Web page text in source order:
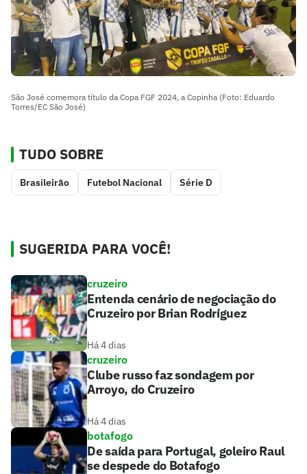
São José comemora título da Copa FGF 2024, a Copinha (Foto: Eduardo
Torres/EC São José)
TUDO SOBRE
Brasileirão Futebol Nacional Série D
SUGERIDA PARA VOCÊ!
cruzeiro
Entenda cenário de negociação do
Cruzeiro por Brian Rodríguez
Há 4 dias
cruzeiro
Clube russo faz sondagem por
Arroyo, do Cruzeiro
Há 4 dias
botafogo
De saída para Portugal, goleiro Raul
se despede do Botafogo